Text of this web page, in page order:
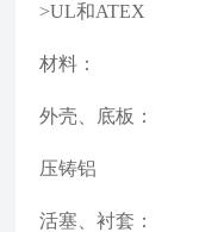
>UL和ATEX
材料：
外壳、底板：
压铸铝
活塞、衬套：